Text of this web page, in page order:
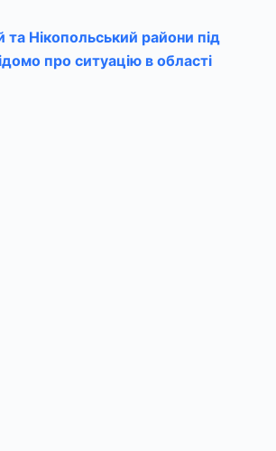
та Нікопольський райони під
про ситуацію в області